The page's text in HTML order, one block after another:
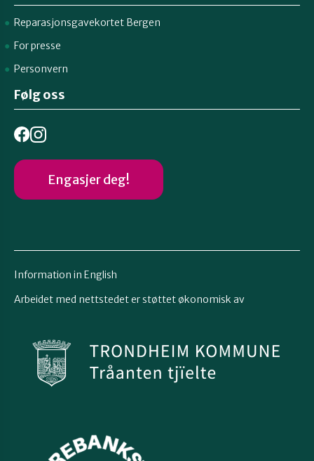
Reparasjonsgavekortet Bergen
For presse
Personvern
Følg oss
Engasjer deg!
Information in English
Arbeidet med nettstedet er støttet økonomisk av